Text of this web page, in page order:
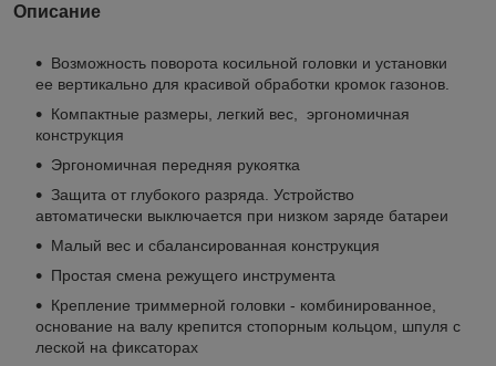
Описание
Возможность поворота косильной головки и установки
ее вертикально для красивой обработки кромок газонов.
Компактные размеры, легкий вес, эргономичная
конструкция
Эргономичная передняя рукоятка
Защита от глубокого разряда. Устройство
автоматически выключается при низком заряде батареи
Малый вес и сбалансированная конструкция
Простая смена режущего инструмента
Крепление триммерной головки - комбинированное,
основание на валу крепится стопорным кольцом, шпуля с
леской на фиксаторах